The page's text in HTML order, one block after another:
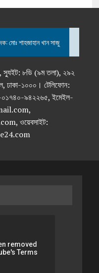
মোঃ শাহজাহান খান সাজু
স্যুইট: ৮ডি (৯ম তলা), ২৯২
ঢাকা-১০০০। টেলিফোন:
৯৪২২৬৫, ইমেইল-
ওয়েবসাইট: